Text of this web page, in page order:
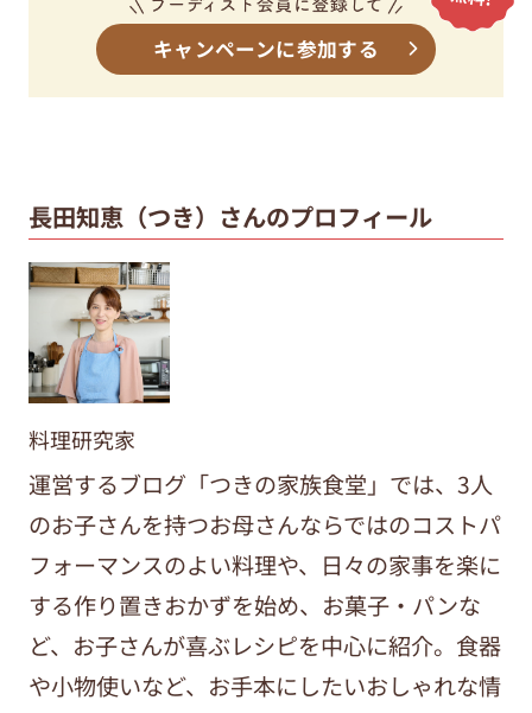
キャンペーンに参加する
長田知恵（つき）さんのプロフィール
料理研究家
運営するブログ「つきの家族食堂」では、3人
のお子さんを持つお母さんならではのコストパ
フォーマンスのよい料理や、日々の家事を楽に
する作り置きおかずを始め、お菓子・パンな
ど、お子さんが喜ぶレシピを中心に紹介。食器
や小物使いなど、お手本にしたいおしゃれな情